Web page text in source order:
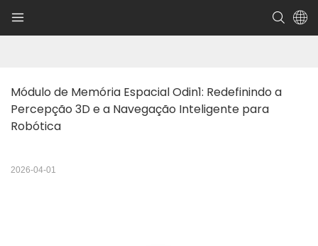
Módulo de Memória Espacial Odin1: Redefinindo a
Percepção 3D e a Navegação Inteligente para
Robótica
2026-04-01